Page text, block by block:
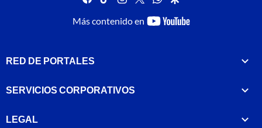
Más contenido en
youtube-
RED DE PORTALES
SERVICIOS CORPORATIVOS
LEGAL